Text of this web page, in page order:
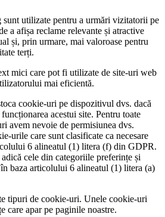
utilizate pentru a urmări vizitatorii pe
a afișa reclame relevante și atractive
și, prin urmare, mai valoroase pentru
terți.
mici care pot fi utilizate de site-uri web
mai eficientă.
cookie-uri pe dispozitivul dvs. dacă
acestui site. Pentru toate
avem nevoie de permisiunea dvs.
urile care sunt clasificate ca necesare
6 alineatul (1) litera (f) din GDPR.
cele din categoriile preferințe și
baza articolului 6 alineatul (1) litera (a)
tipuri de cookie-uri. Unele cookie-uri
care apar pe paginile noastre.